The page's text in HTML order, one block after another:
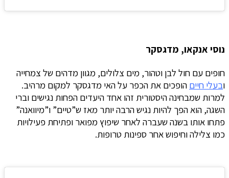
נוסי אנקאו, מדגסקר
חופים עם חול לבן וטהור, מים צלולים, מגוון מדהים של צמחייה
ובעלי חיים הופכים את הכפר על האי מדגסקר למקום מרהיב.
למרות שמבחינה היסטורית זהו אחד היעדים הפחות נגישים וברי
השגה, הוא הפך להיות נגיש הרבה יותר מאז ש”טיים” ו”מיוואנה”
פתחו אותו בשנה שעברה לאחר שיפוץ מפואר ופתיחת פעילויות
כמו צלילה וחיפוש אחר ספינות טרופות.